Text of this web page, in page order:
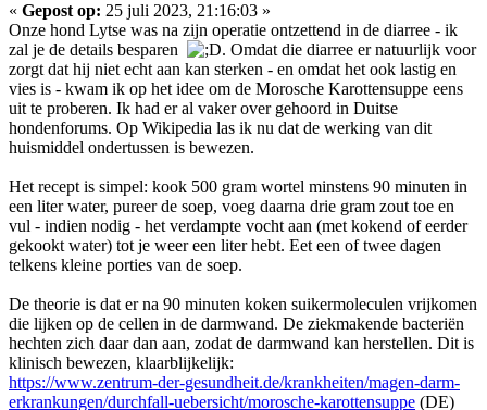
« Gepost op: 25 juli 2023, 21:16:03 »
Onze hond Lytse was na zijn operatie ontzettend in de diarree - ik
zal je de details besparen
. Omdat die diarree er natuurlijk voor
zorgt dat hij niet echt aan kan sterken - en omdat het ook lastig en
vies is - kwam ik op het idee om de Morosche Karottensuppe eens
uit te proberen. Ik had er al vaker over gehoord in Duitse
hondenforums. Op Wikipedia las ik nu dat de werking van dit
huismiddel ondertussen is bewezen.
Het recept is simpel: kook 500 gram wortel minstens 90 minuten in
een liter water, pureer de soep, voeg daarna drie gram zout toe en
vul - indien nodig - het verdampte vocht aan (met kokend of eerder
gekookt water) tot je weer een liter hebt. Eet een of twee dagen
telkens kleine porties van de soep.
De theorie is dat er na 90 minuten koken suikermoleculen vrijkomen
die lijken op de cellen in de darmwand. De ziekmakende bacteriën
hechten zich daar dan aan, zodat de darmwand kan herstellen. Dit is
klinisch bewezen, klaarblijkelijk:
https://www.zentrum-der-gesundheit.de/krankheiten/magen-darm-
erkrankungen/durchfall-uebersicht/morosche-karottensuppe (DE)